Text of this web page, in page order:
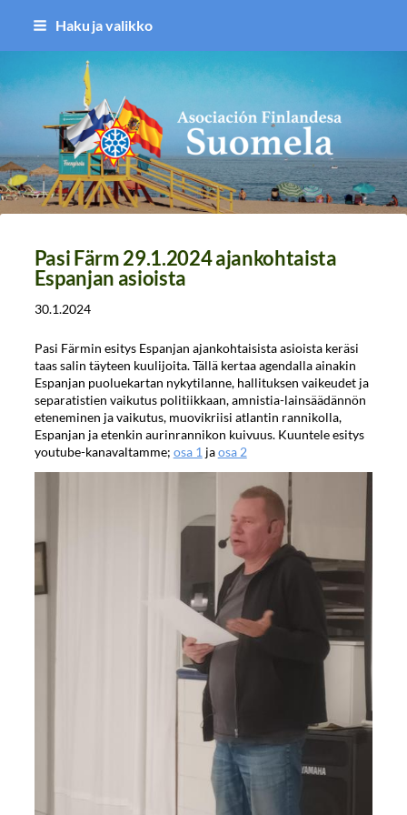
Siirry
sivun
sisältöön
Haku ja valikko
Asociación Finlandesa Suomela
Pasi Färm 29.1.2024 ajankohtaista
Espanjan asioista
30.1.2024
Pasi Färmin esitys Espanjan ajankohtaisista asioista keräsi
taas salin täyteen kuulijoita. Tällä kertaa agendalla ainakin
Espanjan puoluekartan nykytilanne, hallituksen vaikeudet ja
separatistien vaikutus politiikkaan, amnistia-lainsäädännön
eteneminen ja vaikutus, muovikriisi atlantin rannikolla,
Espanjan ja etenkin aurinrannikon kuivuus. Kuuntele esitys
youtube-kanavaltamme; osa 1 jaosa 2